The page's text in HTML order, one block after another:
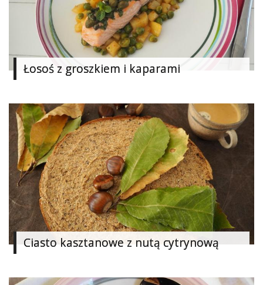
Łosoś z groszkiem i kaparami
Ciasto kasztanowe z nutą cytrynową